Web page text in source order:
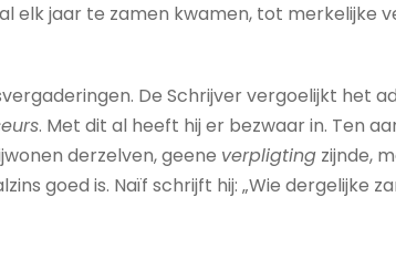
elk jaar te zamen kwamen, tot merkelijke
De Schrijver vergoelijkt het
. Met dit al heeft hij er bezwaar in. Ten
derzelven, geene verpligting zijnde,
goed is. Naïf schrijft hij: „Wie dergelijke